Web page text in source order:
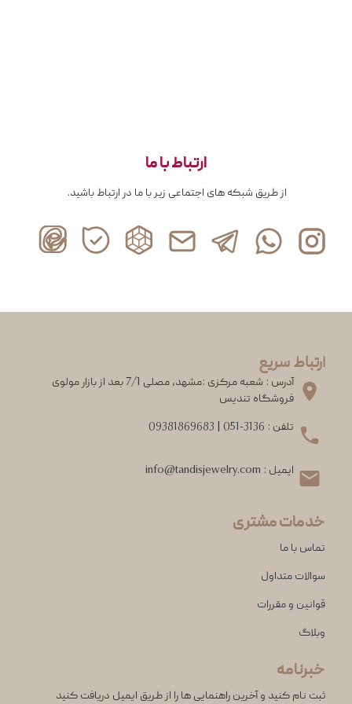
ارتباط با ما
از طریق شبکه های اجتماعی زیر با ما در ارتباط باشید.
ارتباط سریع
آدرس : شعبه مرکزی :مشهد، مصلی 7/1 بعد از بازار مولوی
فروشگاه تندیس
تلفن : 051-3136
09381869683
ایمیل : info@tandisjewelry.com
خدمات مشتری
تماس با ما
سوالات متداول
قوانین و مقررات
وبلاگ
خبرنامه
ثبت نام کنید و آخرین راهنمایی ها را از طریق ایمیل دریافت کنید